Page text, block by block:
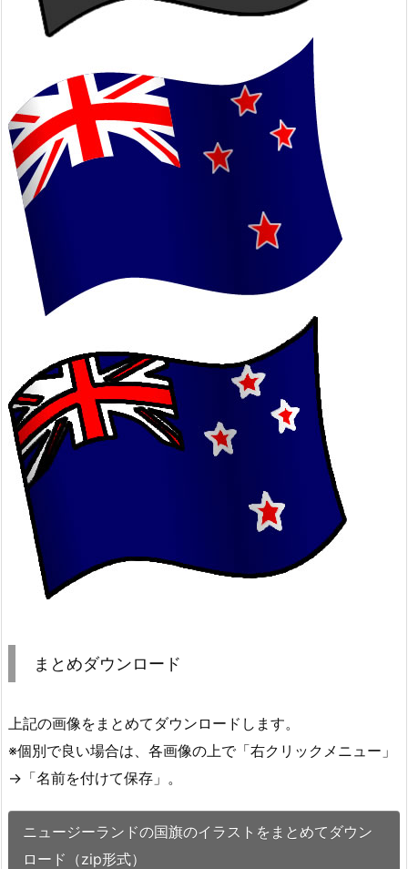
まとめダウンロード
上記の画像をまとめてダウンロードします。
※個別で良い場合は、各画像の上で「右クリックメニュー」
→「名前を付けて保存」。
ニュージーランドの国旗のイラストをまとめてダウン
ロード（zip形式）